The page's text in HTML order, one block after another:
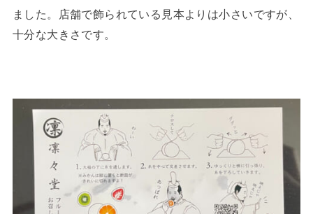
ました。店舗で飾られている見本よりは小さいですが、
十分な大きさです。